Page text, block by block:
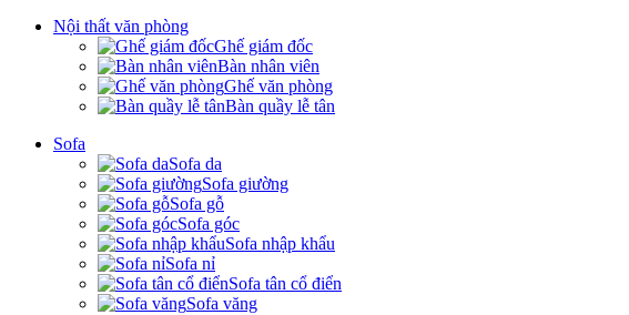
Nội thất văn phòng
Ghế giám đốc
Bàn nhân viên
Ghế văn phòng
Bàn quầy lễ tân
Sofa
Sofa da
Sofa giường
Sofa gỗ
Sofa góc
Sofa nhập khẩu
Sofa nỉ
Sofa tân cổ điển
Sofa văng